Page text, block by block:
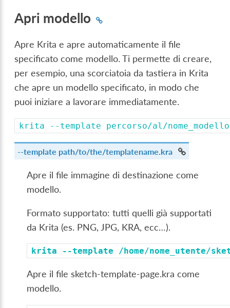
Apri modello
Apre Krita e apre automaticamente il file
specificato come modello. Ti permette di creare,
per esempio, una scorciatoia da tastiera in Krita
che apre un modello specificato, in modo che
puoi iniziare a lavorare immediatamente.
krita --template percorso/al/
--template path/to/the/templatename.kra
Apre il file immagine di destinazione come
modello.
Formato supportato: tutti quelli già supportati
da Krita (es. PNG, JPG, KRA, ecc…).
krita --template /home/nome_utente/
Apre il file sketch-template-page.kra come
modello.